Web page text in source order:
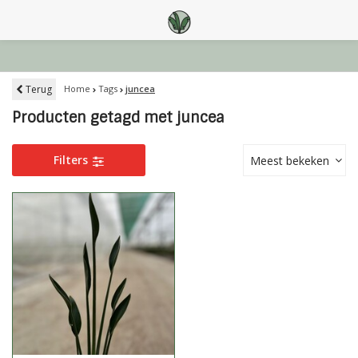
Terug Home Tags juncea
Producten getagd met juncea
Filters Meest bekeken